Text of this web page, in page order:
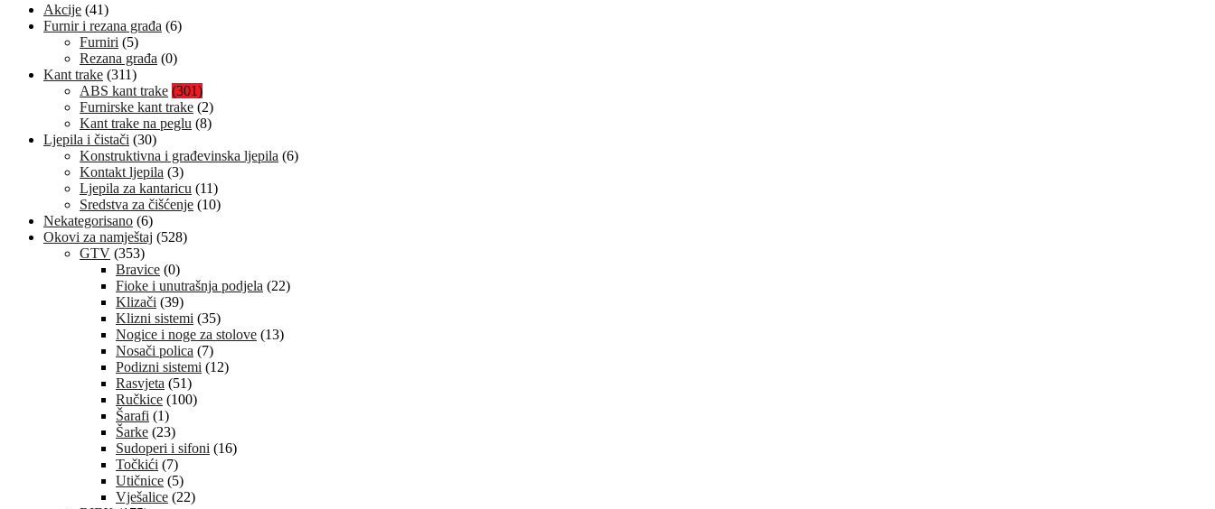
Akcije (41)
Furnir i rezana građa (6)
Furniri (5)
Rezana građa (0)
Kant trake (311)
ABS kant trake (301)
Furnirske kant trake (2)
Kant trake na peglu (8)
Ljepila i čistači (30)
Konstruktivna i građevinska ljepila (6)
Kontakt ljepila (3)
Ljepila za kantaricu (11)
Sredstva za čišćenje (10)
Nekategorisano (6)
Okovi za namještaj (528)
GTV (353)
Bravice (0)
Fioke i unutrašnja podjela (22)
Klizači (39)
Klizni sistemi (35)
Nogice i noge za stolove (13)
Nosači polica (7)
Podizni sistemi (12)
Rasvjeta (51)
Ručkice (100)
Šarafi (1)
Šarke (23)
Sudoperi i sifoni (16)
Točkići (7)
Utičnice (5)
Vješalice (22)